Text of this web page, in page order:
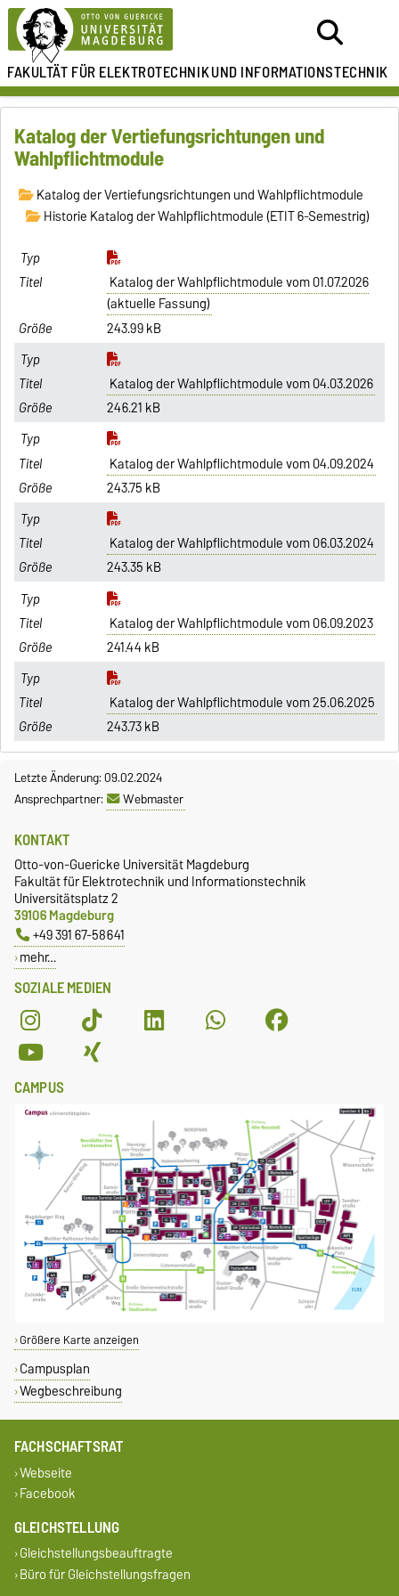
FAKULTÄT FÜR ELEKTROTECHNIKUND INFORMATIONSTECHNIK
Katalog der Vertiefungsrichtungen und
Wahlpflichtmodule
Katalog der Vertiefungsrichtungen und Wahlpflichtmodule
Historie Katalog der Wahlpflichtmodule (ETIT 6-Semestrig)
Katalog der Wahlpflichtmodule vom 01.07.2026
(aktuelle Fassung)
243.99 kB
Katalog der Wahlpflichtmodule vom 04.03.2026
246.21 kB
Katalog der Wahlpflichtmodule vom 04.09.2024
243.75 kB
Katalog der Wahlpflichtmodule vom 06.03.2024
243.35 kB
Katalog der Wahlpflichtmodule vom 06.09.2023
241.44 kB
Katalog der Wahlpflichtmodule vom 25.06.2025
243.73 kB
Letzte Änderung: 09.02.2024
Ansprechpartner:
Webmaster
SOZIALE MEDIEN
KONTAKT
Otto-von-Guericke Universität Magdeburg
Fakultät für Elektrotechnik und Informationstechnik
Universitätsplatz 2
39106 Magdeburg
+49 391 67-58641
mehr…
CAMPUS
Größere Karte anzeigen
Campusplan
Wegbeschreibung
FACHSCHAFTSRAT
Webseite
Facebook
GLEICHSTELLUNG
Gleichstellungsbeauftragte
Büro für Gleichstellungsfragen